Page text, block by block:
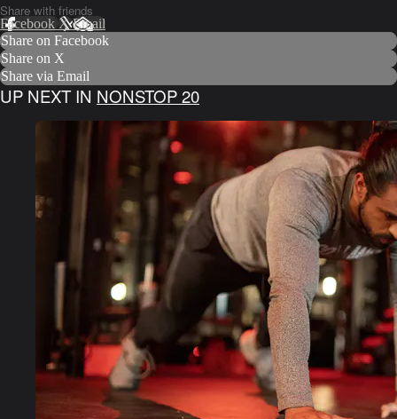
Share with friends
Facebook XEmail
Share on Facebook
Share on X
Share via Email
UP NEXT IN NONSTOP 20